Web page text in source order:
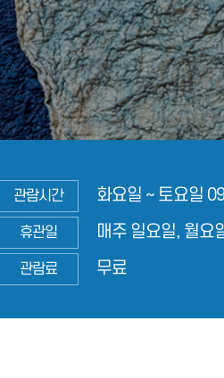
관람시간 화요일 ~ 토요일
휴관일 매주 일요일, 월요
관람료 무료